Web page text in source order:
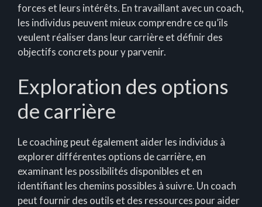
forces et leurs intérêts. En travaillant avec un coach,
les individus peuvent mieux comprendre ce qu’ils
veulent réaliser dans leur carrière et définir des
objectifs concrets pour y parvenir.
Exploration des options
de carrière
Le coaching peut également aider les individus à
explorer différentes options de carrière, en
examinant les possibilités disponibles et en
identifiant les chemins possibles à suivre. Un coach
peut fournir des outils et des ressources pour aider